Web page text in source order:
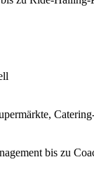
bis zu